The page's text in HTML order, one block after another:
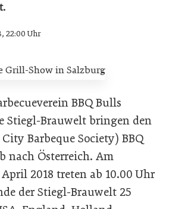
22:00 Uhr
BBQ Bulls
Stiegl-Brauwelt bringen den
City Barbeque Society) BBQ
nach Österreich. Am
2018 treten ab 10.00 Uhr
der Stiegl-Brauwelt 25